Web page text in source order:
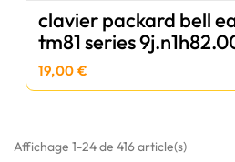
clavier packard bell
tm81 series
19,00 €
Affichage 1-24 de 416 article(s)